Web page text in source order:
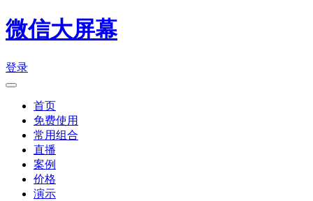
微信大屏幕
登录
首页
免费使用
常用组合
直播
案例
价格
演示